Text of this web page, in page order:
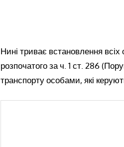
Нині триває встановлення
розпочатого за ч. 1 ст. 286
транспорту особами, які